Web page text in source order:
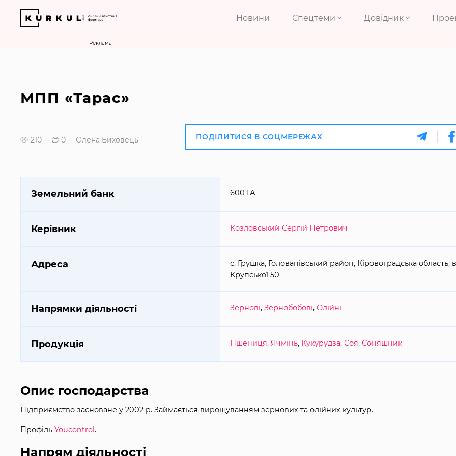
Новини Спецтеми Довідник
Реклама
МПП «Тарас»
210 0 Олена Биховець ПОДІЛИТИСЯ В СОЦМЕРЕЖАХ
Земельний банк 600 ГА
Керівник Козловський Сергій Петрович
Адреса
с. Грушка, Голованівський район, Кіровоградська область,
Крупської 50
Напрямки діяльності Зернові,Зернобобові,Олійні
Продукція Пшениця, Ячмінь, Кукурудза,Соя,Соняшник
Опис господарства
Підприємство засноване у 2002 р. Займається вирощуванням зернових та олійних культур.
Профіль Youcontrol.
Напрям діяльності